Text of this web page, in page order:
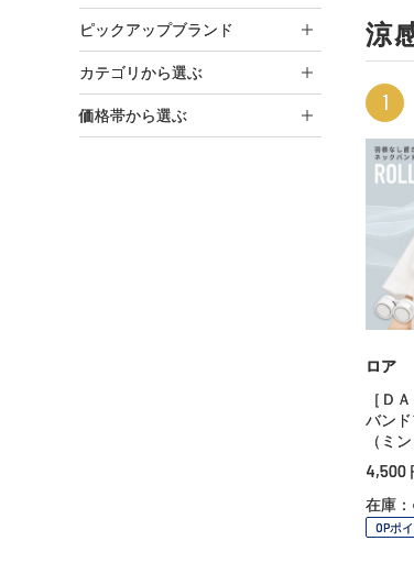
ピックアップブランド
カテゴリから選ぶ
価格帯から選ぶ
涼
1
ロア
［Ｄ
バン
（ミ
4,500
在庫
OPポ